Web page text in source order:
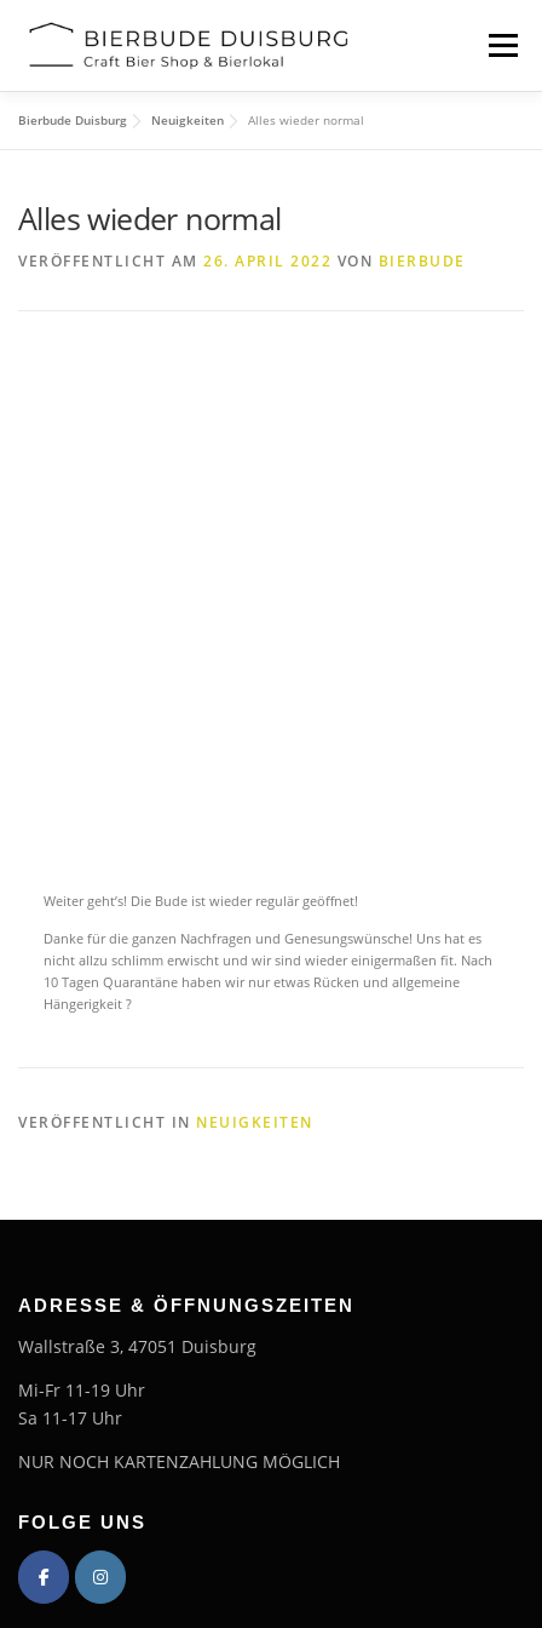
Inhalt
Menü
KONTAKT
Bierbude Duisburg Neuigkeiten Alles wieder normal
Alles wieder normal
VERÖFFENTLICHT AM 26. APRIL 2022 VON BIERBUDE
Weiter geht’s! Die Bude ist wieder regulär geöffnet!
Danke für die ganzen Nachfragen und Genesungswünsche! Uns hat es
nicht allzu schlimm erwischt und wir sind wieder einigermaßen fit. Nach
10 Tagen Quarantäne haben wir nur etwas Rücken und allgemeine
Hängerigkeit ?
VERÖFFENTLICHT IN NEUIGKEITEN
ADRESSE & ÖFFNUNGSZEITEN
Wallstraße 3, 47051 Duisburg
Mi-Fr 11-19 Uhr
Sa 11-17 Uhr
NUR NOCH KARTENZAHLUNG MÖGLICH
FOLGE UNS